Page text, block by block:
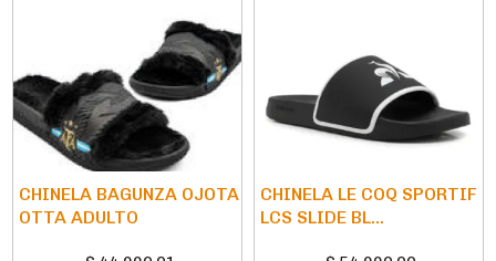
CHINELA BAGUNZA OJOTA
OTTA ADULTO
CHINELA LE COQ SPORTIF
LCS SLIDE BL...